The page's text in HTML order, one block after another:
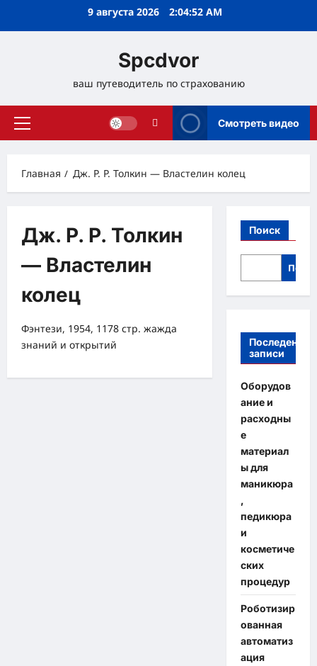
9 августа 2026 2:04:52 AM
Spcdvor
ваш путеводитель по страхованию
Основное
Смотреть видео
Главная Дж. Р. Р. Толкин — Властелин колец
Дж. Р. Р. Толкин
— Властелин
колец
Фэнтези, 1954, 1178 стр. жажда
знаний и открытий
Поиск
Поиск
Последение
записи
Оборудов
ание и
расходны
е
материал
ы для
маникюра
,
педикюра
и
косметиче
ских
процедур
Роботизир
ованная
автоматиз
ация